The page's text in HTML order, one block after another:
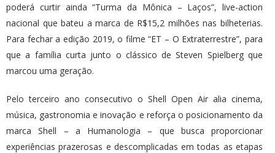
poderá curtir ainda “Turma da Mônica – Laços”, live-action
nacional que bateu a marca de R$15,2 milhões nas bilheterias.
Para fechar a edição 2019, o filme “ET – O Extraterrestre”, para
que a família curta junto o clássico de Steven Spielberg que
marcou uma geração.
Pelo terceiro ano consecutivo o Shell Open Air alia cinema,
música, gastronomia e inovação e reforça o posicionamento da
marca Shell – a Humanologia – que busca proporcionar
experiências prazerosas e descomplicadas em todas as etapas